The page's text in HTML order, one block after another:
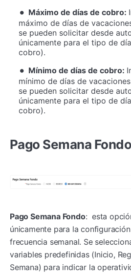
Máximo de días de cobro:
máximo de días de
se pueden solicitar desde
únicamente para el tipo de
cobro).
Mínimo de días de cobro:
mínimo de días de
se pueden solicitar desde
únicamente para el tipo de
cobro).
Pago Semana
Pago Semana Fondo: esta
únicamente para la
frecuencia semanal. Se
variables predefinidas (Inicio,
Semana) para indicar la